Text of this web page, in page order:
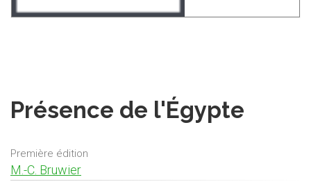
Présence de l'Égypte
Première édition
M.-C. Bruwier